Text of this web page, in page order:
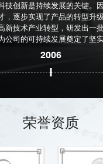
技创新是持续发展的关键。
，逐步实现了产品的转型升
新技术产业转型，研发出一
公司的可持续发展奠定了坚实
2006
荣誉资质